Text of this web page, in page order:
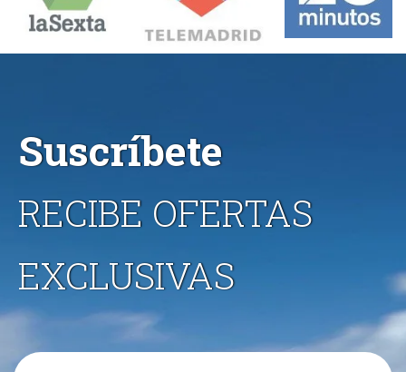
Suscríbete
RECIBE OFERTAS
EXCLUSIVAS
Email